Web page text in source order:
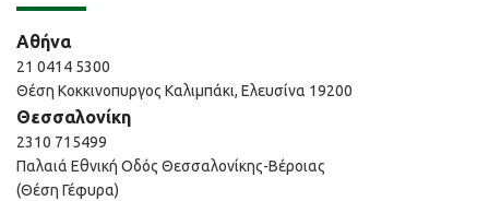
Αθήνα
21 0414 5300
Θέση Κοκκινοπυργος Καλιμπάκι, Ελευσίνα 19200
Θεσσαλονίκη
2310 715499
Παλαιά Εθνική Οδός Θεσσαλονίκης-Βέροιας
(Θέση Γέφυρα)